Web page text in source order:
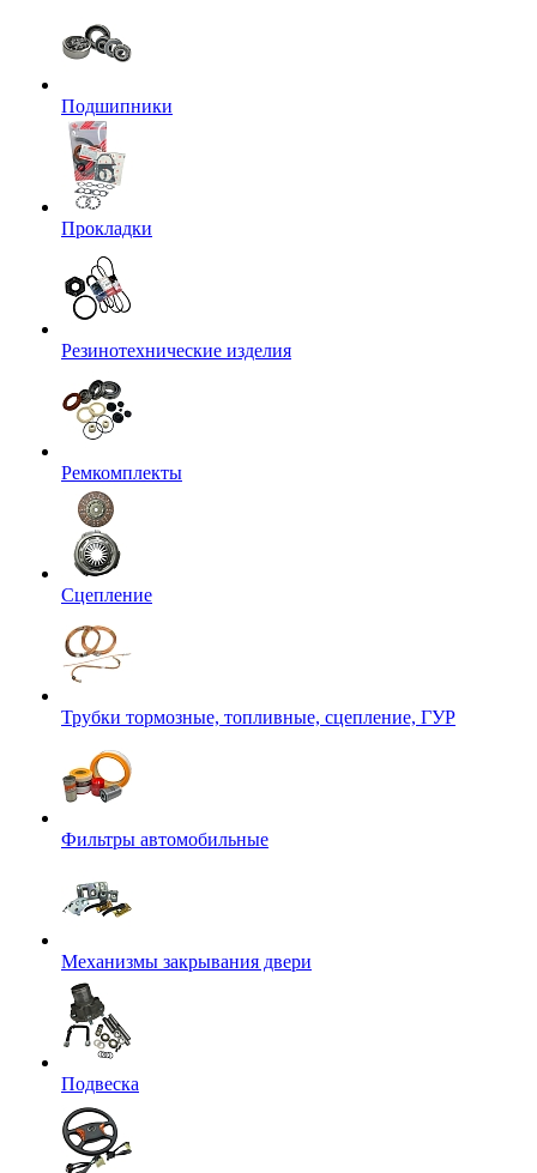
Подшипники
Прокладки
Резинотехнические изделия
Ремкомплекты
Сцепление
Трубки тормозные, топливные, сцепление, ГУР
Фильтры автомобильные
Механизмы закрывания двери
Подвеска